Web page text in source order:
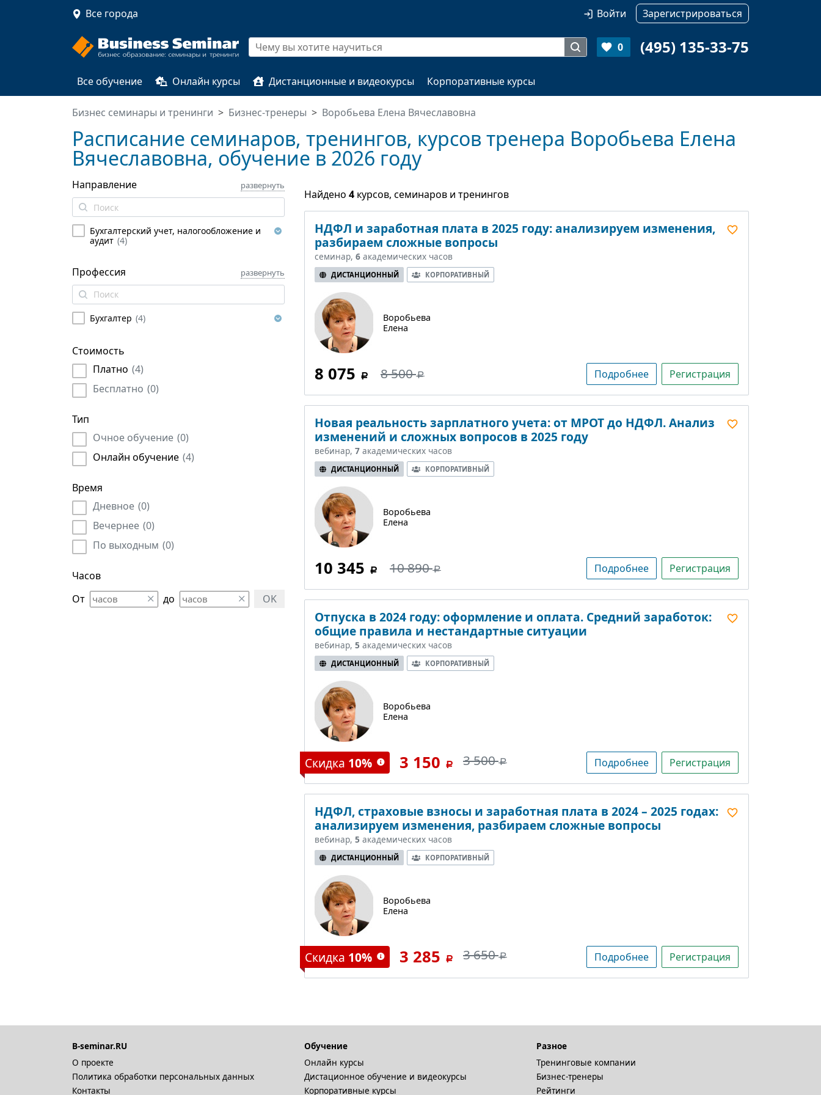
Все города Войти Зарегистрироваться
0 (495) 135-33-75
Все обучение Онлайн курсы Дистанционные и видеокурсы Корпоративные курсы
Бизнес семинары и тренинги Бизнес-тренеры Воробьева Елена Вячеславовна
Расписание семинаров, тренингов, курсов тренера Воробьева Елена
Вячеславовна, обучение в 2026 году
Найдено 4 курсов, семинаров и тренингов
НДФЛ и заработная плата в 2025 году: анализируем изменения,
разбираем сложные вопросы
семинар, 6 академических часов
ДИСТАНЦИОННЫЙ КОРПОРАТИВНЫЙ
Воробьева
Елена
8 075 8 500 Подробнее Регистрация
Новая реальность зарплатного учета: от МРОТ до НДФЛ. Анализ
изменений и сложных вопросов в 2025 году
вебинар, 7 академических часов
ДИСТАНЦИОННЫЙ КОРПОРАТИВНЫЙ
Воробьева
Елена
10 345 10 890 Подробнее Регистрация
Отпуска в 2024 году: оформление и оплата. Средний заработок:
общие правила и нестандартные ситуации
вебинар, 5 академических часов
ДИСТАНЦИОННЫЙ КОРПОРАТИВНЫЙ
Воробьева
Елена
Скидка 10% 3 150 3 500 Подробнее Регистрация
НДФЛ, страховые взносы и заработная плата в 2024 – 2025 годах:
анализируем изменения, разбираем сложные вопросы
вебинар, 5 академических часов
ДИСТАНЦИОННЫЙ КОРПОРАТИВНЫЙ
Воробьева
Елена
Скидка 10% 3 285 3 650 Подробнее Регистрация
Направление развернуть
Бухгалтерский учет, налогообложение и
аудит (4)
Профессия развернуть
Бухгалтер (4)
Стоимость
Платно (4)
Бесплатно (0)
Тип
Очное обучение (0)
Онлайн обучение (4)
Время
Дневное (0)
Вечернее (0)
По выходным (0)
Часов
От
до OK
B-seminar.RU
О проекте
Политика обработки персональных данных
Контакты
Обучение
Онлайн курсы
Дистационное обучение и видеокурсы
Корпоративные курсы
Разное
Тренинговые компании
Бизнес-тренеры
Рейтинги